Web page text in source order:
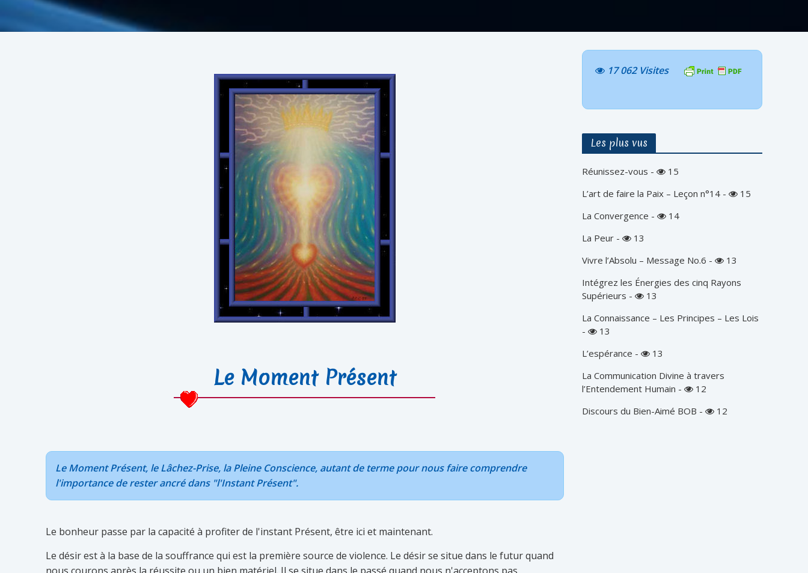
Le Moment Présent
Le Moment Présent, le Lâchez-Prise, la Pleine Conscience, autant de terme pour nous faire comprendre
l'importance de rester ancré dans "l'Instant Présent".
Le bonheur passe par la capacité à profiter de l'instant Présent, être ici et maintenant.
Le désir est à la base de la souffrance qui est la première source de violence. Le désir se situe dans le futur quand
17 062 Visites
Les plus vus
Réunissez-vous -
15
L’art de faire la Paix – Leçon n°14 -
15
La Convergence -
14
La Peur -
13
Vivre l’Absolu – Message No.6 -
13
Intégrez les Énergies des cinq Rayons
Supérieurs -
13
La Connaissance – Les Principes – Les Lois
-
13
L’espérance -
13
La Communication Divine à travers
l’Entendement Humain -
12
Discours du Bien-Aimé BOB - 12